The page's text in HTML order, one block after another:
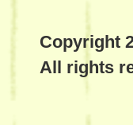
Copyright
All rights